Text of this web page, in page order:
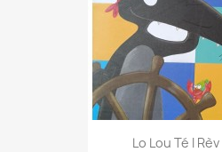
Lo Lou Té I